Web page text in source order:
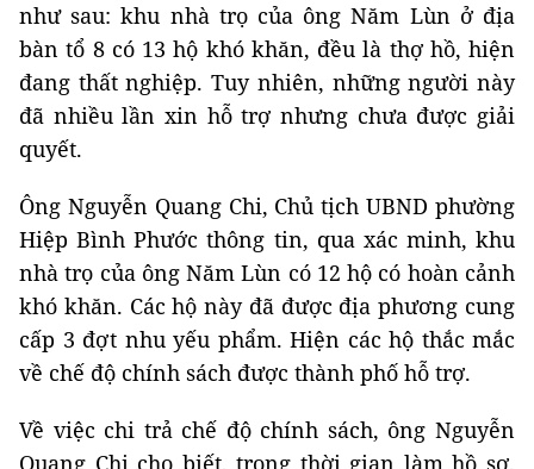
như sau: khu nhà trọ của ông Năm Lùn ở địa
bàn tổ 8 có 13 hộ khó khăn, đều là thợ hồ, hiện
đang thất nghiệp. Tuy nhiên, những người này
đã nhiều lần xin hỗ trợ nhưng chưa được giải
quyết.
Ông Nguyễn Quang Chi, Chủ tịch UBND phường
Hiệp Bình Phước thông tin, qua xác minh, khu
nhà trọ của ông Năm Lùn có 12 hộ có hoàn cảnh
khó khăn. Các hộ này đã được địa phương cung
cấp 3 đợt nhu yếu phẩm. Hiện các hộ thắc mắc
về chế độ chính sách được thành phố hỗ trợ.
Về việc chi trả chế độ chính sách, ông Nguyễn